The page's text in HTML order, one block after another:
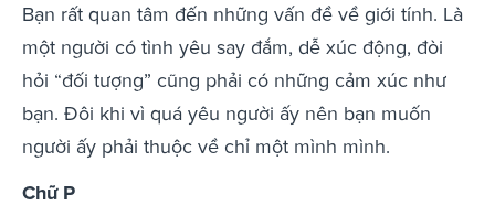
Bạn rất quan tâm đến những vấn đề về giới tính. Là
một người có tình yêu say đắm, dễ xúc động, đòi
hỏi “đối tượng” cũng phải có những cảm xúc như
bạn. Đôi khi vì quá yêu người ấy nên bạn muốn
người ấy phải thuộc về chỉ một mình mình.
Chữ P